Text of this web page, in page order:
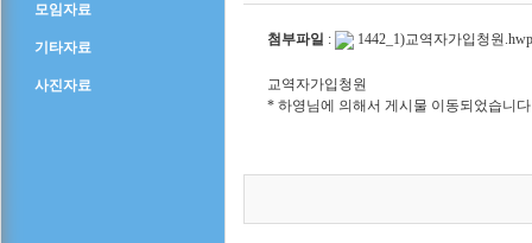
모임자료
기타자료
사진자료
첨부파일 : 1442_1)교역자가입청원.hwp
교역자가입청원
* 하영님에 의해서 게시물 이동되었습니다